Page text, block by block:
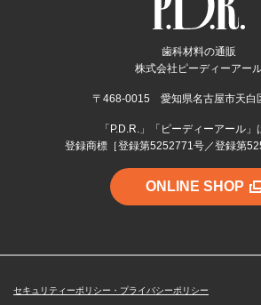
歯科材料の通販
株式会社ピーディーアー
〒468-0015 愛知県名古屋市天白
「P.D.R.」「ピーディーアール」
登録商標［登録第5252771号／登録第
ONLINE SHOP
セキュリティーポリシー・プライバシーポリシー